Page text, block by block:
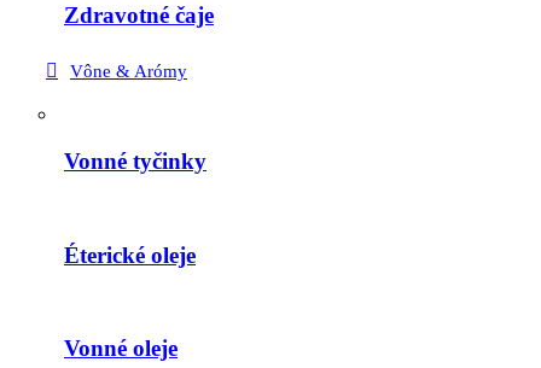
Zdravotné čaje
Vône & Arómy
Vonné tyčinky
Éterické oleje
Vonné oleje